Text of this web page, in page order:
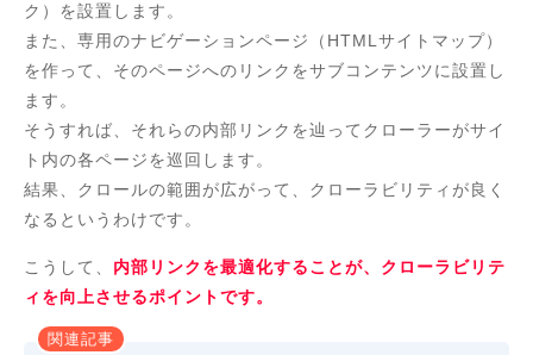
ク）を設置します。
また、専用のナビゲーションページ（HTMLサイトマップ）
を作って、そのページへのリンクをサブコンテンツに設置し
ます。
そうすれば、それらの内部リンクを辿ってクローラーがサイ
ト内の各ページを巡回します。
結果、クロールの範囲が広がって、クローラビリティが良く
なるというわけです。
こうして、 内部リンクを最適化することが、クローラビリテ
ィを向上させるポイントです。
関連記事